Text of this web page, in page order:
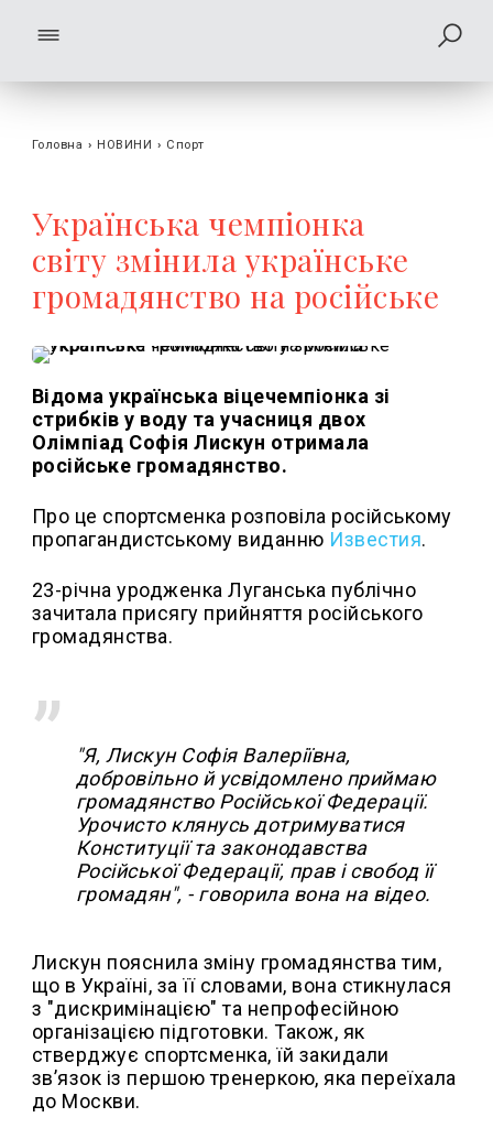
Головна › НОВИНИ › Спорт
Українська чемпіонка
світу змінила українське
громадянство на російське
Відома українська віцечемпіонка зі
стрибків у воду та учасниця двох
Олімпіад Софія Лискун отримала
російське громадянство.
Про це спортсменка розповіла російському
пропагандистському виданню Известия.
23-річна уродженка Луганська публічно
зачитала присягу прийняття російського
громадянства.
"Я, Лискун Софія Валеріївна,
добровільно й усвідомлено приймаю
громадянство Російської Федерації.
Урочисто клянусь дотримуватися
Конституції та законодавства
Російської Федерації, прав і свобод її
громадян", - говорила вона на відео.
Лискун пояснила зміну громадянства тим,
що в Україні, за її словами, вона стикнулася
з "дискримінацією" та непрофесійною
організацією підготовки. Також, як
стверджує спортсменка, їй закидали
зв’язок із першою тренеркою, яка переїхала
до Москви.